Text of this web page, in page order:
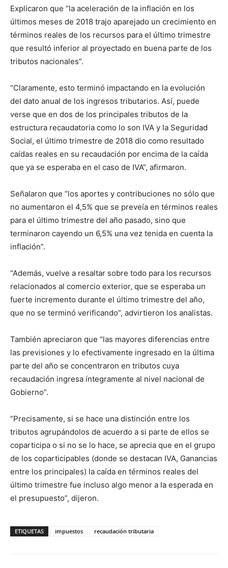
Explicaron que “la aceleración de la inflación en los
últimos meses de 2018 trajo aparejado un crecimiento en
términos reales de los recursos para el último trimestre
que resultó inferior al proyectado en buena parte de los
tributos nacionales”.
“Claramente, esto terminó impactando en la evolución
del dato anual de los ingresos tributarios. Así, puede
verse que en dos de los principales tributos de la
estructura recaudatoria como lo son IVA y la Seguridad
Social, el último trimestre de 2018 dio como resultado
caídas reales en su recaudación por encima de la caída
que ya se esperaba en el caso de IVA”, afirmaron.
Señalaron que “los aportes y contribuciones no sólo que
no aumentaron el 4,5% que se preveía en términos reales
para el último trimestre del año pasado, sino que
terminaron cayendo un 6,5% una vez tenida en cuenta la
inflación”.
“Además, vuelve a resaltar sobre todo para los recursos
relacionados al comercio exterior, que se esperaba un
fuerte incremento durante el último trimestre del año,
que no se terminó verificando”, advirtieron los analistas.
También apreciaron que “las mayores diferencias entre
las previsiones y lo efectivamente ingresado en la última
parte del año se concentraron en tributos cuya
recaudación ingresa íntegramente al nivel nacional de
Gobierno”.
“Precisamente, si se hace una distinción entre los
tributos agrupándolos de acuerdo a si parte de ellos se
coparticipa o si no se lo hace, se aprecia que en el grupo
de los coparticipables (donde se destacan IVA, Ganancias
entre los principales) la caída en términos reales del
último trimestre fue incluso algo menor a la esperada en
el presupuesto”, dijeron.
ETIQUETAS impuestos recaudación tributaria